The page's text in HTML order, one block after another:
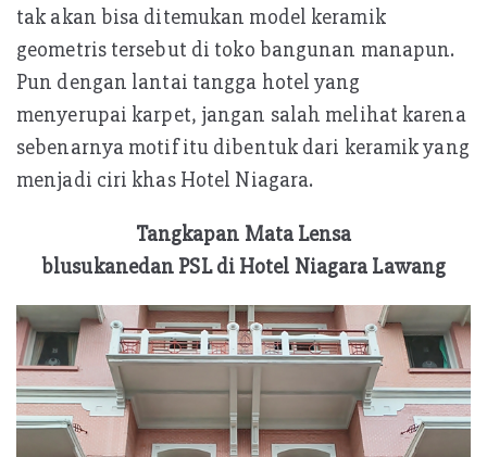
tak akan bisa ditemukan model keramik
geometris tersebut di toko bangunan manapun.
Pun dengan lantai tangga hotel yang
menyerupai karpet, jangan salah melihat karena
sebenarnya motif itu dibentuk dari keramik yang
menjadi ciri khas Hotel Niagara.
Tangkapan Mata Lensa
blusukanedan PSL di Hotel Niagara Lawang